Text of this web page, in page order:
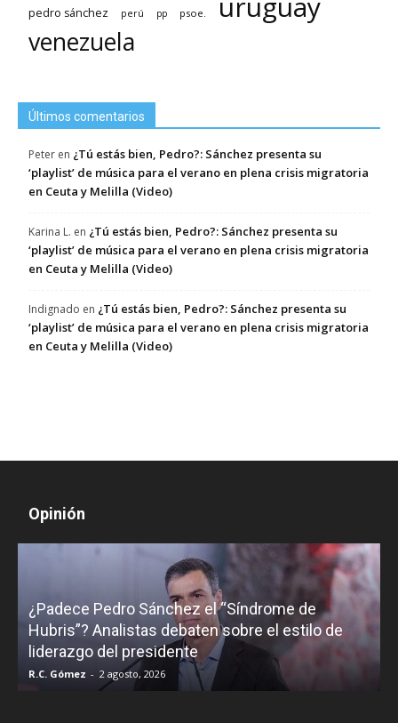
pedro sánchez perú pp psoe.
venezuela
Últimos comentarios
Peter en ¿Tú estás bien, Pedro?: Sánchez presenta su
‘playlist’ de música para el verano en plena crisis migratoria
en Ceuta y Melilla (Video)
Karina L. en ¿Tú estás bien, Pedro?: Sánchez presenta su
‘playlist’ de música para el verano en plena crisis migratoria
en Ceuta y Melilla (Video)
Indignado en ¿Tú estás bien, Pedro?: Sánchez presenta su
‘playlist’ de música para el verano en plena crisis migratoria
en Ceuta y Melilla (Video)
Opinión
¿Padece Pedro Sánchez el “Síndrome de
Hubris”? Analistas debaten sobre el estilo de
liderazgo del presidente
R.C. Gómez - 2 agosto, 2026